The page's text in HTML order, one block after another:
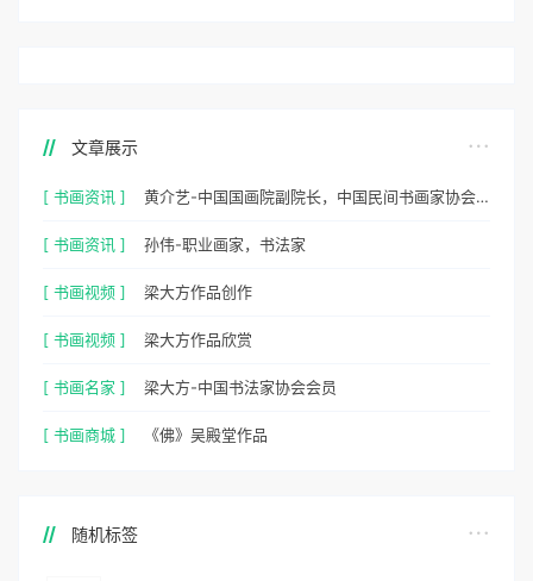
文章展示
[ 书画资讯 ] 黄介艺-中国国画院副院长，中国民间书画家协会副主席
[ 书画资讯 ] 孙伟-职业画家，书法家
[ 书画视频 ] 梁大方作品创作
[ 书画视频 ] 梁大方作品欣赏
[ 书画名家 ] 梁大方-中国书法家协会会员
[ 书画商城 ] 《佛》吴殿堂作品
随机标签